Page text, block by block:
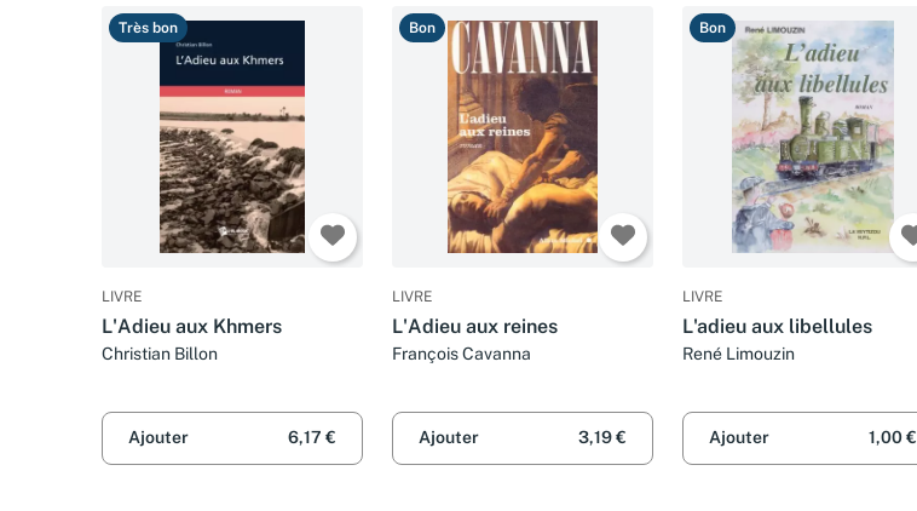
Très bon
LIVRE
L'Adieu aux Khmers
Christian Billon
Ajouter 6,17 €
Bon
LIVRE
L'Adieu aux reines
François Cavanna
Ajouter 3,19 €
Bon
LIVRE
L'adieu aux libellules
René Limouzin
Ajouter 1,00 €